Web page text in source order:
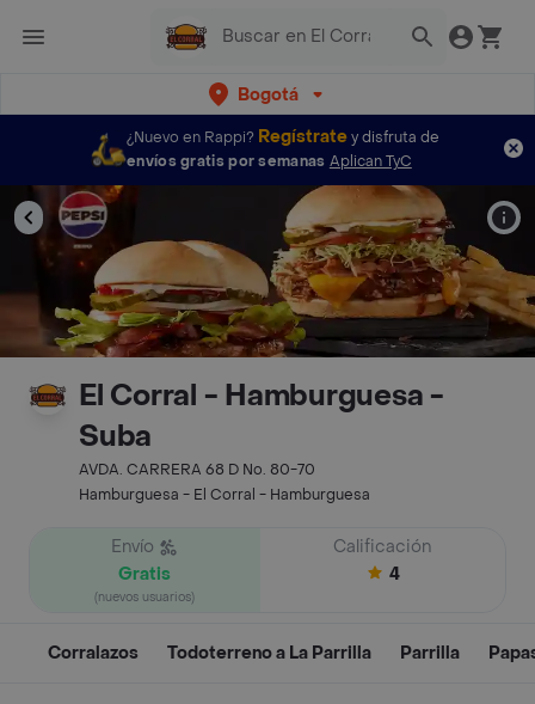
Bogotá
¿Nuevo en Rappi? Regístratey disfruta de
envíos gratis por semanas Aplican TyC
El Corral - Hamburguesa -
Suba
AVDA. CARRERA 68 D No. 80-70
Hamburguesa - El Corral - Hamburguesa
Envío
Gratis
(nuevos usuarios)
Calificación
4
Corralazos Todoterreno a La Parrilla Parrilla